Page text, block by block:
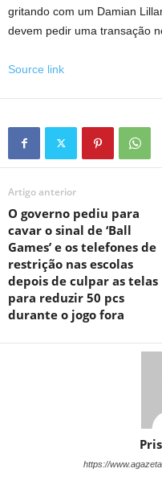
gritando com um Damian
devem pedir uma transação
Source link
Artigo anterior
O governo pediu para
cavar o sinal de ‘Ball
Games’ e os telefones de
restrição nas escolas
depois de culpar as telas
para reduzir 50 pcs
durante o jogo fora
https://